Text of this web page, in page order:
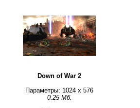
Down of War 2
Параметры: 1024 x 576
0.25 Мб.